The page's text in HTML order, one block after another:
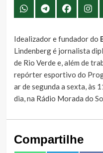
Idealizador e fundador do
Lindenberg é jornalista
de Rio Verde e, além de
repórter esportivo do
ar de segunda a sexta, às
dia, na Rádio Morada do
Compartilhe